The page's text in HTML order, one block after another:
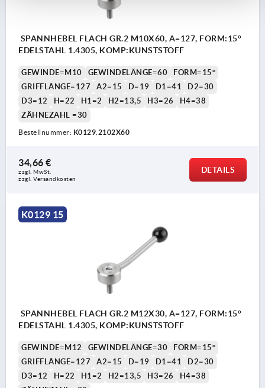
SPANNHEBEL FLACH GR.2 M10X60, A=127, FORM:15°
EDELSTAHL 1.4305, KOMP:KUNSTSTOFF
GEWINDE=M10 GEWINDELÄNGE=60
FORM=15°
GRIFFLÄNGE=127
A2=15 D=19 D1=41
D2=30
D3=12
H=22 H1=2 H2=13,5 H3=26
H4=38
ZÄHNEZAHL =30
Bestellnummer: K0129.2102X60
34,66 €
zzgl. MwSt.
zzgl. Versandkosten
DETAILS
K0129 15
SPANNHEBEL FLACH GR.2 M12X30, A=127, FORM:15°
EDELSTAHL 1.4305, KOMP:KUNSTSTOFF
GEWINDE=M12 GEWINDELÄNGE=30
FORM=15°
GRIFFLÄNGE=127
A2=15 D=19 D1=41
D2=30
D3=12
H=22 H1=2 H2=13,5 H3=26
H4=38